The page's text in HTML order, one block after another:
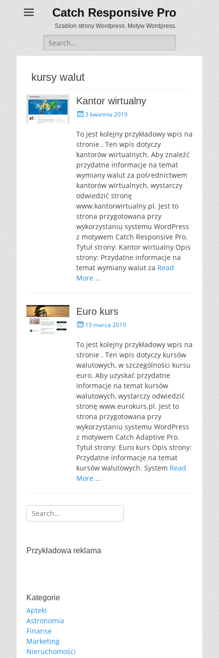
Catch Responsive Pro
Szablon strony Wordpress. Motyw Wordpress.
Search
for:
kursy walut
Kantor wirtualny
P
s
e
d
o
n
3 kwietnia 2019
To jest kolejny przykładowy wpis na
stronie . Ten wpis dotyczy
kantorów wirtualnych. Aby znaleźć
przydatne informacje na temat
wymiany walut za pośrednictwem
kantorów wirtualnych, wystarczy
odwiedzić stronę
www.kantorwirtualny.pl. Jest to
strona przygotowana przy
wykorzystaniu systemu WordPress
z motywem Catch Responsive Pro.
Tytuł strony: Kantor wirtualny Opis
strony: Przydatne informacje na
temat wymiany walut za Read
More …
Euro kurs
P
s
e
d
o
n
13 marca 2019
To jest kolejny przykładowy wpis na
stronie . Ten wpis dotyczy kursów
walutowych, w szczególności kursu
euro. Aby uzyskać przydatne
informacje na temat kursów
walutowych, wystarczy odwiedzić
stronę www.eurokurs.pl. Jest to
strona przygotowana przy
wykorzystaniu systemu WordPress
z motywem Catch Adaptive Pro.
Tytuł strony: Euro kurs Opis strony:
Przydatne informacje na temat
kursów walutowych. System Read
More …
Search
for:
Przykładowa reklama
Kategorie
Apteki
Astronomia
Finanse
Marketing
Nieruchomości